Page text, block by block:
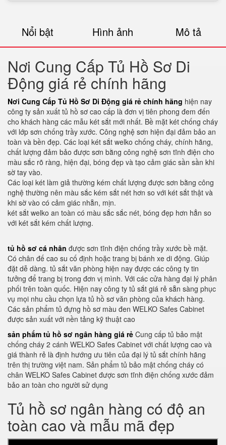
Nổi bật Hình ảnh Mô tả
Nơi Cung Cấp Tủ Hồ Sơ Di
Động giá rẻ chính hãng
Nơi Cung Cấp Tủ Hồ Sơ Di Động giá rẻ chính hãng hiện nay
công ty sản xuất tủ hồ sơ cao cấp là đơn vị tiên phong đem đến
cho khách hàng các mẫu két sắt mới nhất. Bề mặt két chống cháy
với lớp sơn chống trầy xước. Công nghệ sơn hiện đại đảm bảo an
toàn và bền đẹp. Các loại két sắt welko chống cháy, chính hãng,
chất lượng đảm bảo được sơn bằng công nghệ sơn tĩnh điện cho
màu sắc rõ ràng, hiện đại, bóng đẹp và tạo cảm giác sần sần khi
sờ tay vào.
Các loại két làm giả thường kém chất lượng được sơn bằng công
nghệ thường nên màu sắc kém sắt nét hơn so với két sắt thật và
khi sờ vào có cảm giác nhẵn, mịn.
két sắt welko an toàn có màu sắc sắc nét, bóng đẹp hơn hẳn so
với két sắt kém chất lượng.
tủ hồ sơ cá nhân được sơn tĩnh điện chống trầy xước bề mặt.
Có chân đế cao su cố định hoặc trang bị bánh xe di động. Giúp
đặt dễ dàng. tủ sắt văn phòng hiện nay được các công ty tin
tưởng để trang bị trong đơn vị mình. Với các cửa hàng đại lý phân
phối trên toàn quốc. Hiện nay công ty tủ sắt giá rẻ sẵn sàng phục
vụ mọi nhu cầu chọn lựa tủ hồ sơ văn phòng của khách hàng.
Các sản phẩm tủ đựng hồ sơ màu đen WELKO Safes Cabinet
được sản xuất với nền tảng kỹ thuật cao
sản phẩm tủ hồ sơ ngân hàng giá rẻ Cung cấp tủ bảo mật
chống cháy 2 cánh WELKO Safes Cabinet với chất lượng cao và
giá thành rẻ là định hướng ưu tiên của đại lý tủ sắt chính hãng
trên thị trường việt nam. Sản phẩm tủ bảo mật chống cháy có
chân WELKO Safes Cabinet được sơn tĩnh điện chống xước đảm
bảo an toàn cho người sử dụng
Tủ hồ sơ ngân hàng có độ an
toàn cao và mẫu mã đẹp